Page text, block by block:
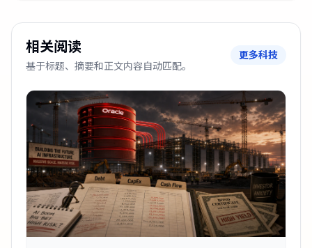
相关阅读
基于标题、摘要和正文内容自动匹配。
更多科技